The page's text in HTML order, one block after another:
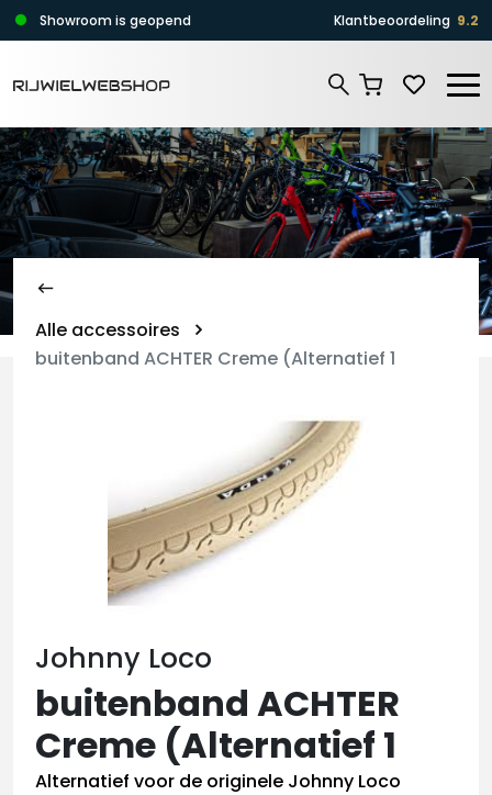
Zoeken
Showroom is geopend Klantbeoordeling 9.2
Alle accessoires
buitenband ACHTER Creme (Alternatief 1
Johnny Loco
buitenband ACHTER
Creme (Alternatief 1
Alternatief voor de originele Johnny Loco